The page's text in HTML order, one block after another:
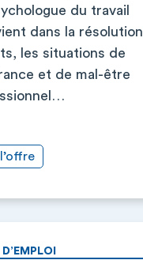
du travail
dans la
les situations de
et de mal-être